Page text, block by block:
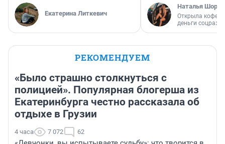
Екатерина Литкевич
Наталья
Открыла
деньги
РЕКОМЕНДУЕМ
«Было страшно столкнуться с
полицией». Популярная блогерша из
Екатеринбурга честно рассказала об
отдыхе в Грузии
4 часа 7 072 62